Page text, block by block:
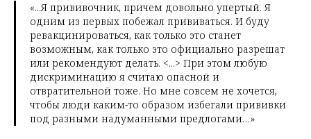
«...Я прививочник, причем довольно упертый. Я
одним из первых побежал прививаться. И буду
ревакцинироваться, как только это станет
возможным, как только это официально разрешат
или рекомендуют делать. <...> При этом любую
дискриминацию я считаю опасной и
отвратительной тоже. Но мне совсем не хочется,
чтобы люди каким-то образом избегали прививки
под разными надуманными предлогами…»